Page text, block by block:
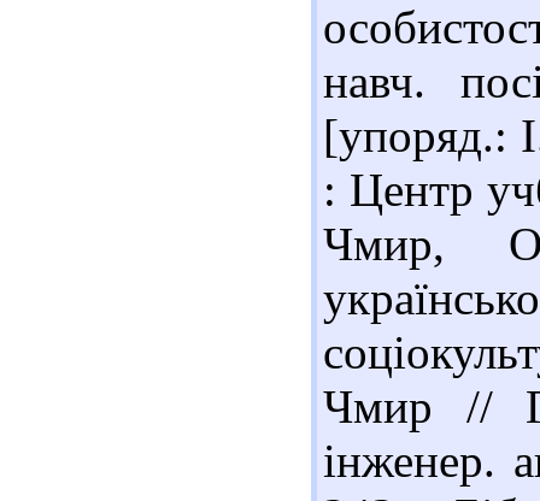
навч.
[упоряд.:
: Центр
Чмир,
Чмир //
інженер.